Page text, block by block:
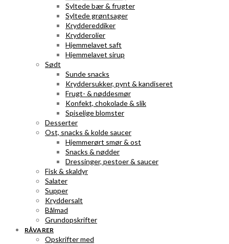
Syltede bær & frugter
Syltede grøntsager
Kryddereddiker
Krydderolier
Hjemmelavet saft
Hjemmelavet sirup
Sødt
Sunde snacks
Kryddersukker, pynt & kandiseret
Frugt- & nøddesmør
Konfekt, chokolade & slik
Spiselige blomster
Desserter
Ost, snacks & kolde saucer
Hjemmerørt smør & ost
Snacks & nødder
Dressinger, pestoer & saucer
Fisk & skaldyr
Salater
Supper
Kryddersalt
Bålmad
Grundopskrifter
RÅVARER
Opskrifter med